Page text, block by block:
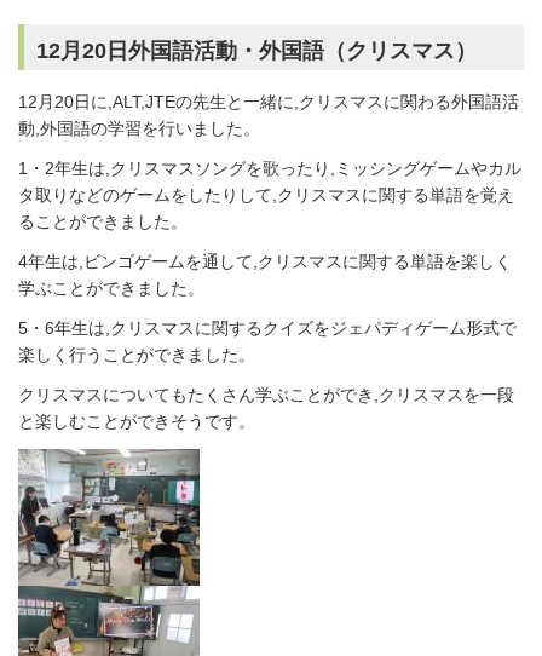
12月20日外国語活動・外国語（クリスマス）
12月20日に,ALT,JTEの先生と一緒に,クリスマスに関わる外国語活
動,外国語の学習を行いました。
1・2年生は,クリスマスソングを歌ったり,ミッシングゲームやカル
タ取りなどのゲームをしたりして,クリスマスに関する単語を覚え
ることができました。
4年生は,ビンゴゲームを通して,クリスマスに関する単語を楽しく
学ぶことができました。
5・6年生は,クリスマスに関するクイズをジェパディゲーム形式で
楽しく行うことができました。
クリスマスについてもたくさん学ぶことができ,クリスマスを一段
と楽しむことができそうです。